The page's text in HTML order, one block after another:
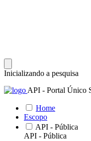
Inicializando a pesquisa
API - Portal Único
Home
Escopo
API - Pública
API - Pública